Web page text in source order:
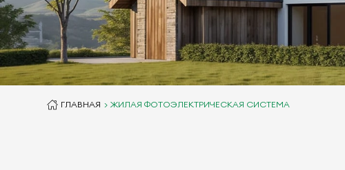
ГЛАВНАЯ ЖИЛАЯ ФОТОЭЛЕКТРИЧЕСКАЯ СИСТЕМА